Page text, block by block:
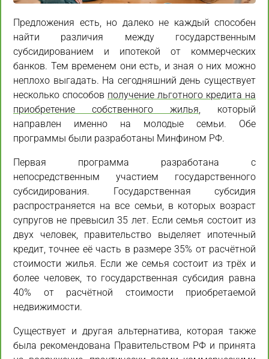
Предложения есть, но далеко не каждый способен
найти различия между государственным
субсидированием и ипотекой от коммерческих
банков. Тем временем они есть, и зная о них можно
неплохо выгадать. На сегодняшний день существует
несколько способов получение льготного кредита на
приобретение собственного жилья, который
направлен именно на молодые семьи. Обе
программы были разработаны Минфином РФ.
Первая программа разработана с
непосредственным участием государственного
субсидирования. Государственная субсидия
распространяется на все семьи, в которых возраст
супругов не превысил 35 лет. Если семья состоит из
двух человек, правительство выделяет ипотечный
кредит, точнее её часть в размере 35% от расчётной
стоимости жилья. Если же семья состоит из трёх и
более человек, то государственная субсидия равна
40% от расчётной стоимости приобретаемой
недвижимости.
Существует и другая альтернатива, которая также
была рекомендована Правительством РФ и принята